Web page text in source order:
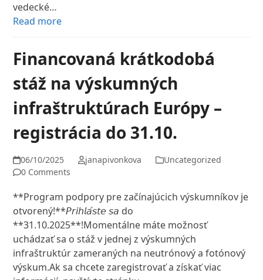
vedecké…
Read more
Financovaná krátkodobá
stáž na výskumných
infraštruktúrach Európy –
registrácia do 31.10.
06/10/2025 janapivonkova
Uncategorized
0 Comments
**Program podpory pre začínajúcich výskumníkov je
otvorený!**𝘗𝘳𝘪𝘩𝘭𝘢́𝘴𝘵𝘦 𝘴𝘢 do
**31.10.2025**!Momentálne máte možnosť
uchádzať sa o stáž v jednej z výskumných
infraštruktúr zameraných na neutrónový a fotónový
výskum.Ak sa chcete zaregistrovať a získať viac